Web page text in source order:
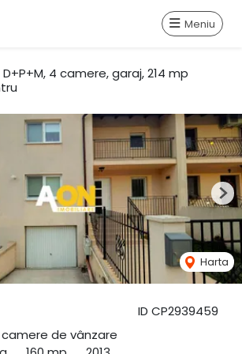
Meniu
4 camere, garaj, 214 mp
ID CP2939459
de vânzare
Harta